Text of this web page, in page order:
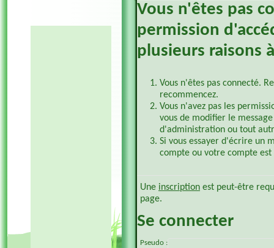
Vous n'êtes pas
permission
plusieurs raisons
Vous n'êtes pas connecté.
recommencez.
Vous n'avez pas les
vous de modifier le
d'administration ou tout
Si vous essayer d'écrire un
compte ou votre compte
Une inscription est peut-être
page.
Se connecter
Pseudo :